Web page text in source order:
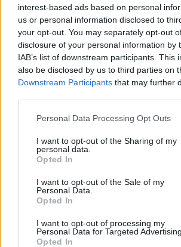
interest-based ads based on personal
us or personal information disclosed to
your opt-out. You may separately opt-out
disclosure of your personal information by
IAB’s list of downstream participants. This
also be disclosed by us to third parties on
Downstream Participants that may further
Please note that this website/app uses one
not limited to your visit or usage behaviour.
grant or deny consent to Google and its
use your data for below specified purposes
consent section.
Personal Data Processing Opt Outs
I want to opt-out of the Sharing of my
personal data.
Opted In
I want to opt-out of the Sale of my
Personal Data.
Opted In
I want to opt-out of processing my
Personal Data for Targeted Advertising.
Opted In
Nem ilyen eredményekről